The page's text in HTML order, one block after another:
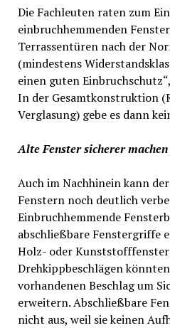
Die Fachleuten raten zum
einbruchhemmenden
Terrassentüren nach der
(mindestens
einen guten
In der Gesamtkonstruktion
Verglasung) gebe es dann
Alte Fenster sicherer machen
Auch im Nachhinein kann
Fenstern noch deutlich
Einbruchhemmende
abschließbare Fenstergriffe
Holz- oder
Drehkippbeschlägen
vorhandenen Beschlag um
erweitern. Abschließbare
nicht aus, weil sie keinen